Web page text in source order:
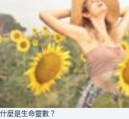
什麼是生命靈數？